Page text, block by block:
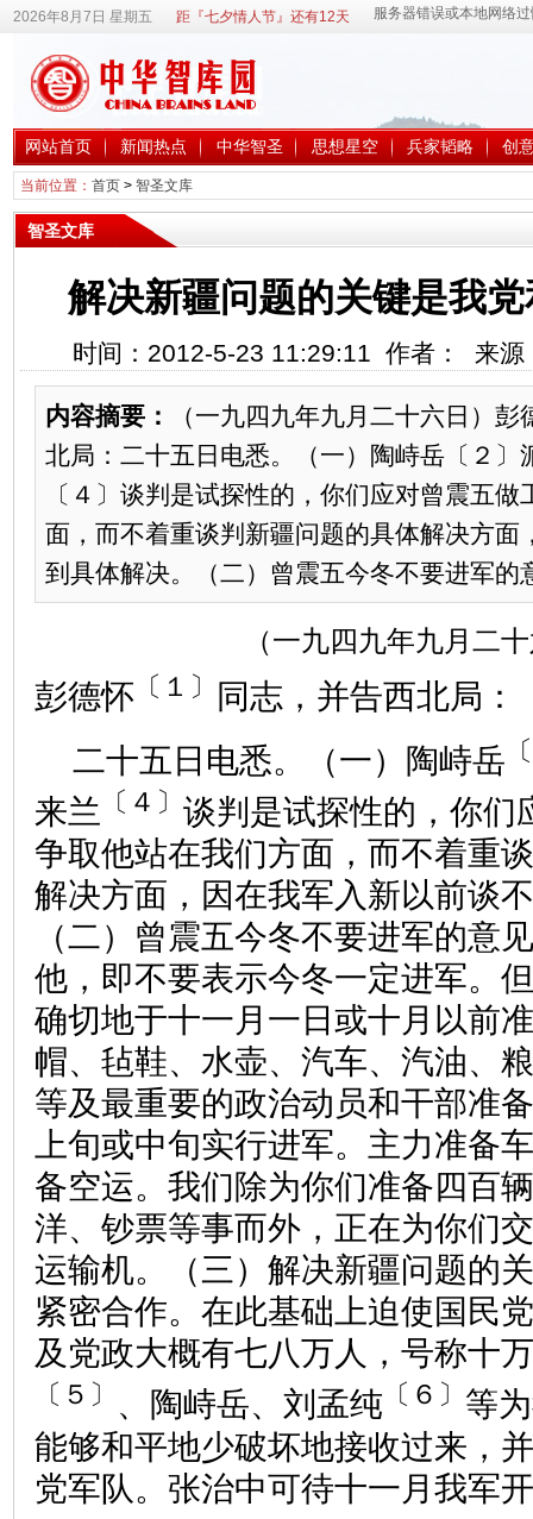
2026年8月7日 星期五 距『七夕情人节』还有12天
网站首页 新闻热点 中华智圣 思想星空 兵家韬略 创
当前位置： 首页> 智圣文库
智圣文库
解决新疆问题的关键是我
时间：2012-5-23 11:29:11 作者： 来
内容摘要：
（一九四九年九月二十六日）
北局：二十五日电悉。（一）陶峙岳〔２〕
〔４〕谈判是试探性的，你们应对曾震五
面，而不着重谈判新疆问题的具体解决方面
到具体解决。（二）曾震五今冬不要进军的
（一九四九年九月二
彭德怀 〔１〕
同志，并告西北局：
二十五日电悉。（一）陶峙岳
来兰 〔４〕 谈判是试探性的，你们
争取他站在我们方面，而不着重
解决方面，因在我军入新以前谈
（二）曾震五今冬不要进军的意
他，即不要表示今冬一定进军。
确切地于十一月一日或十月以前
帽、毡鞋、水壶、汽车、汽油、
等及最重要的政治动员和干部准
上旬或中旬实行进军。主力准备
备空运。我们除为你们准备四百
洋、钞票等事而外，正在为你们
运输机。（三）解决新疆问题的
紧密合作。在此基础上迫使国民
及党政大概有七八万人，号称十
〔５〕 、陶峙岳、刘孟纯 〔６〕 等
能够和平地少破坏地接收过来，
党军队。张治中可待十一月我军